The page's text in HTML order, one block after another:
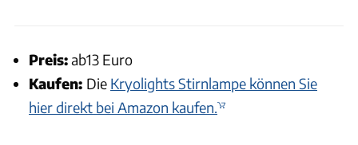
Preis:ab13 Euro
Kaufen: Die Kryolights Stirnlampe können Sie
hier direkt bei Amazon kaufen.